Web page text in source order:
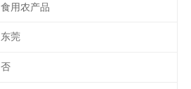
食用农产品
东莞
否